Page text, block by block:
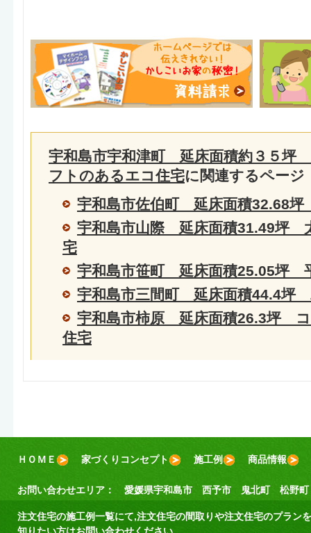
宇和島市宇和津町 延床面積約３５坪
フトのあるエコ住宅に関連するページ
宇和島市佐伯町 延床面積32.68
宇和島市山際 延床面積31.49坪
宅
宇和島市笹町 延床面積25.05坪
宇和島市三間町 延床面積44.4坪
宇和島市柿原 延床面積26.3坪 コ
住宅
ＨＯＭＥ 家づくりコンセプト 施工例 商品情報
お問い合わせエリア： 愛媛県宇和島市 西予市 鬼北町 松野町
注文住宅の施工例一覧にて,注文住宅の間取りや注文住宅のプラン